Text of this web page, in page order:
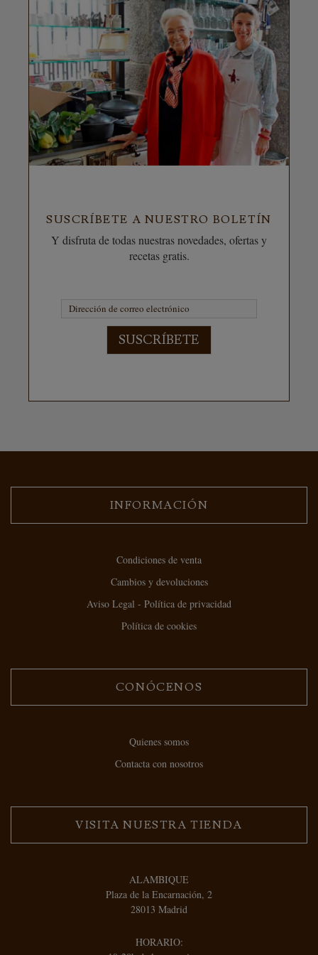
SUSCRÍBETE A NUESTRO BOLETÍN
Y disfruta de todas nuestras novedades, ofertas y
recetas gratis.
SUSCRÍBETE
INFORMACIÓN
Condiciones de venta
Cambios y devoluciones
Aviso Legal - Política de privacidad
Política de cookies
CONÓCENOS
Quienes somos
Contacta con nosotros
VISITA NUESTRA TIENDA
ALAMBIQUE
Plaza de la Encarnación, 2
28013 Madrid
HORARIO: